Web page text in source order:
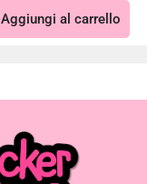
Aggiungi al carrello